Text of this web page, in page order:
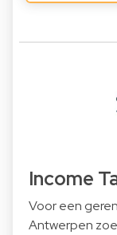
Income
Voor een
Antwerpen